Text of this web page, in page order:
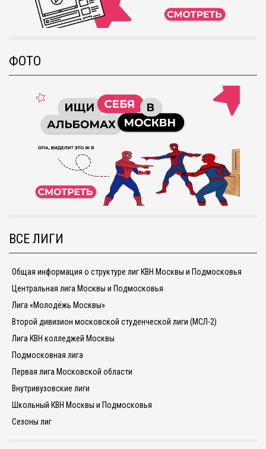
ФОТО
ВСЕ ЛИГИ
Общая информация о структуре лиг КВН Москвы и Подмосковья
Центральная лига Москвы и Подмосковья
Лига «Молодёжь Москвы»
Второй дивизион московской студенческой лиги (МСЛ-2)
Лига КВН колледжей Москвы
Подмосковная лига
Первая лига Московской области
Внутривузовские лиги
Школьный КВН Москвы и Подмосковья
Сезоны лиг